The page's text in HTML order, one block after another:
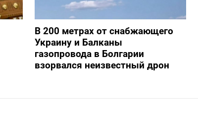
В 200 метрах от снабжающего
Украину и Балканы
газопровода в Болгарии
взорвался неизвестный дрон